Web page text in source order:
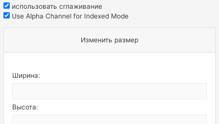
использовать сглаживание
Use Alpha Channel for Indexed Mode
Изменить размер
Ширина:
Высота: